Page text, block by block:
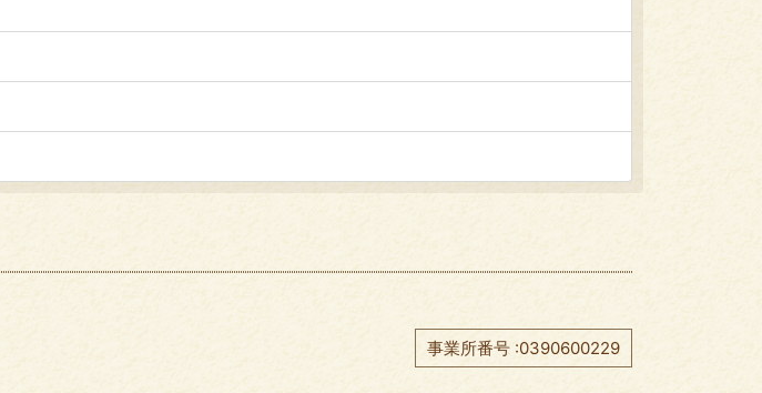
事業所番号 :0390600229